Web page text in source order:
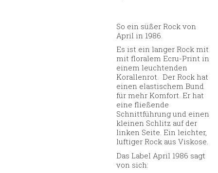
So ein süßer Rock von
April in 1986.
Es ist ein langer Rock mit
mit floralem Ecru-Print in
einem leuchtenden
Korallenrot. Der Rock hat
einen elastischem Bund
für mehr Komfort. Er hat
eine fließende
Schnittführung und einen
kleinen Schlitz auf der
linken Seite. Ein leichter,
luftiger Rock aus Viskose.
Das Label April 1986 sagt
von sich: